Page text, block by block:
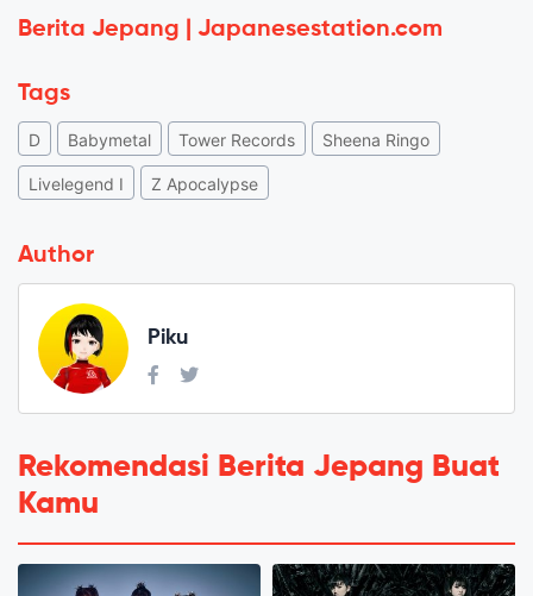
Berita Jepang | Japanesestation.com
Tags
D Babymetal Tower Records Sheena Ringo
Livelegend I Z Apocalypse
Author
Piku
Rekomendasi Berita Jepang Buat
Kamu